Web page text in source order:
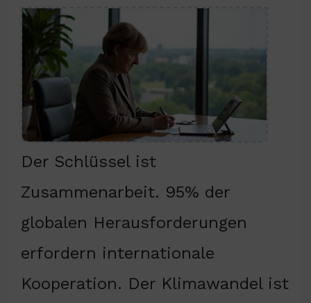
Der Schlüssel ist
Zusammenarbeit. 95% der
globalen Herausforderungen
erfordern internationale
Kooperation. Der Klimawandel ist